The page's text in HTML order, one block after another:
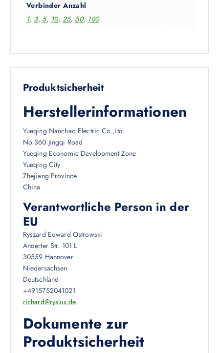
Verbinder Anzahl
1, 3, 5, 10, 25, 50, 100
Produktsicherheit
Herstellerinformationen
Yueqing Nanchao Electric Co.,Ltd.
No 360 Jingqi Road
Yueqing Economic Development Zone
Yueqing City
Zhejiang Province
China
Verantwortliche Person in der
EU
Ryszard Edward Ostrowski
Anderter Str. 101 L
30559 Hannover
Niedersachsen
Deutschland
+4915752041021
richard@ryslux.de
Dokumente zur
Produktsicherheit